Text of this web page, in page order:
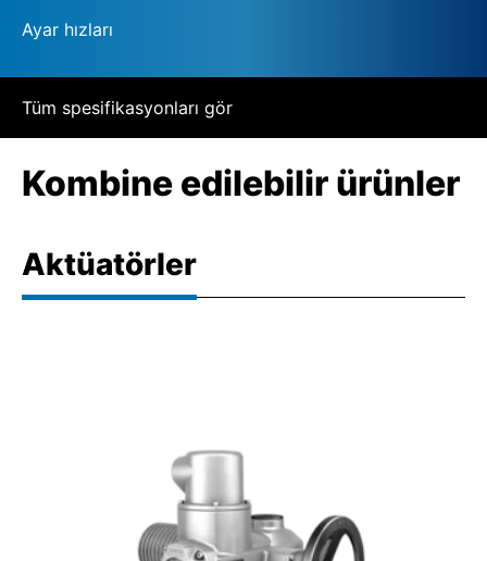
Ayar hızları
Tüm spesifikasyonları gör
Kombine edilebilir ürünler
Aktüatörler